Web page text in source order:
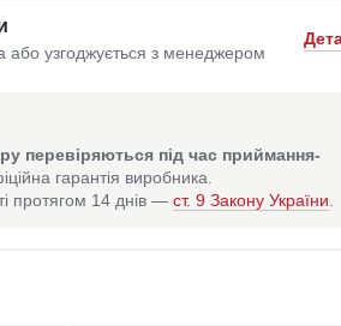
або узгоджується з менеджером
перевіряються під час приймання-
гарантія виробника.
протягом 14 днів — ст. 9 Закону України